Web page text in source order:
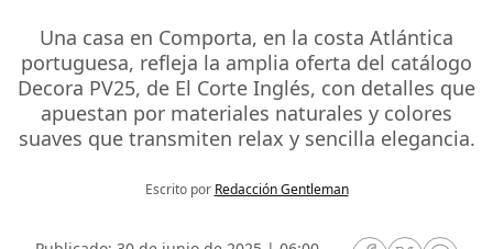
Una casa en Comporta, en la costa Atlántica
portuguesa, refleja la amplia oferta del catálogo
Decora PV25, de El Corte Inglés, con detalles que
apuestan por materiales naturales y colores
suaves que transmiten relax y sencilla elegancia.
Escrito por Redacción Gentleman